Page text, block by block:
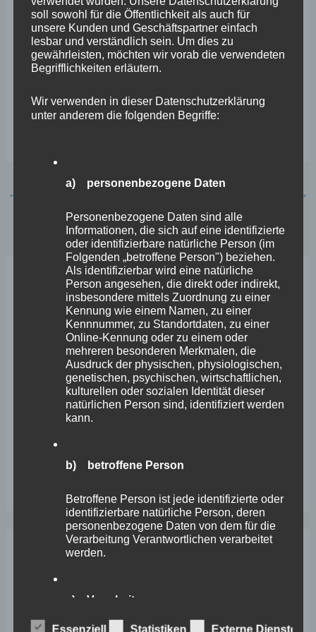
– und Bearbeitung der Problembewältigung.
Foto: Der Parlamentarische Geschäftsführer und
verkehrspolitische Sprecher Stephan Wefelscheid
Nöte in Rheinland-Pfalz in einer Seitenstraße eines
← Vorheriger Beitrag →
Neueste Beiträge
Wefelscheid lehnt Verfassungsänderung ab
VfL Kesselheim e.V. bittet Stadt um Unterstützung bei
Sanierung des Sportplatzes
Engstelle in Aachener Straße – Wefelscheid: „Rübenach
erstickt im Verkehr“
März 2026
soll sowohl für die Öffentlichkeit als auch für
unsere Kunden und Geschäftspartner einfach
lesbar und verständlich sein. Um dies zu
gewährleisten, möchten wir vorab die verwendeten
Begrifflichkeiten erläutern.
Wir verwenden in dieser Datenschutzerklärung
unter anderem die folgenden Begriffe:
a) personenbezogene Daten
Personenbezogene Daten sind alle
Informationen, die sich auf eine identifizierte
oder identifizierbare natürliche Person (im
Folgenden „betroffene Person") beziehen.
Als identifizierbar wird eine natürliche
Person angesehen, die direkt oder indirekt,
insbesondere mittels Zuordnung zu einer
Kennung wie einem Namen, zu einer
Kennnummer, zu Standortdaten, zu einer
Online-Kennung oder zu einem oder
mehreren besonderen Merkmalen, die
Ausdruck der physischen, physiologischen,
genetischen, psychischen, wirtschaftlichen,
kulturellen oder sozialen Identität dieser
natürlichen Person sind, identifiziert werden
kann.
b) betroffene Person
Betroffene Person ist jede identifizierte oder
identifizierbare natürliche Person, deren
personenbezogene Daten von dem für die
Verarbeitung Verantwortlichen verarbeitet
werden.
c) Verarbeitung
Essenziell Statistiken Externe Dienste